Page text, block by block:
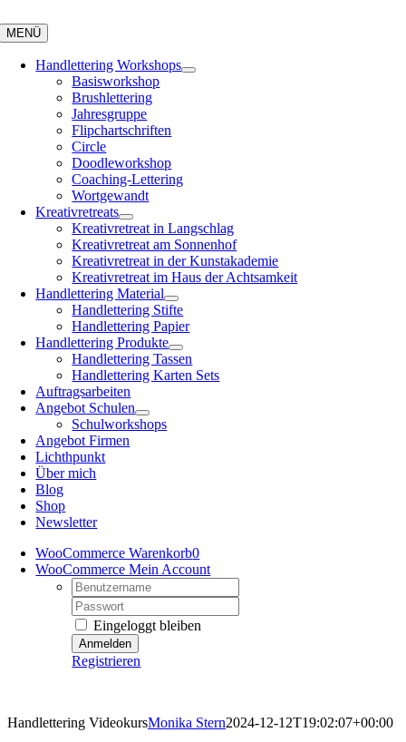
Inhalt
springen
MENÜ
Handlettering Workshops
Basisworkshop
Brushlettering
Jahresgruppe
Flipchartschriften
Circle
Doodleworkshop
Coaching-Lettering
Wortgewandt
Kreativretreats
Kreativretreat in Langschlag
Kreativretreat am Sonnenhof
Kreativretreat in der Kunstakademie
Kreativretreat im Haus der Achtsamkeit
Handlettering Material
Handlettering Stifte
Handlettering Papier
Handlettering Produkte
Handlettering Tassen
Handlettering Karten Sets
Auftragsarbeiten
Angebot Schulen
Schulworkshops
Angebot Firmen
Lichthpunkt
Über mich
Blog
Shop
Newsletter
WooCommerce Warenkorb0
WooCommerce Mein Account
Username:
Password:
Eingeloggt bleiben
Registrieren
Handlettering VideokursMonika Stern2024-12-12T19:02:07+00:00